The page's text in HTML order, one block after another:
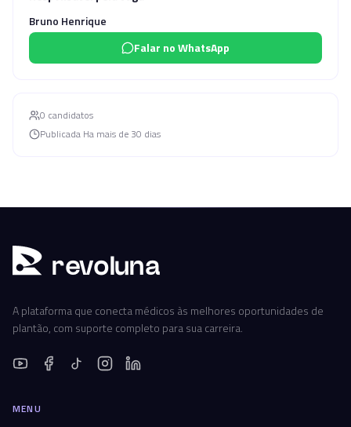
Bruno Henrique
Falar no WhatsApp
0 candidatos
Publicada Ha mais de 30 dias
revoluna
A plataforma que conecta médicos às melhores oportunidades de
plantão, com suporte completo para sua carreira.
MENU